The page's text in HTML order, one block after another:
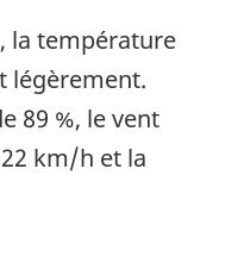
la température
légèrement.
89 %, le vent
km/h et la